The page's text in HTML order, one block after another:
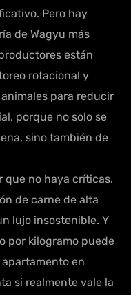
Pero hay
de Wagyu más
están
rotacional y
para reducir
porque no solo se
sino también de
que no haya críticas.
de carne de alta
lujo insostenible. Y
por kilogramo puede
en
si realmente vale la